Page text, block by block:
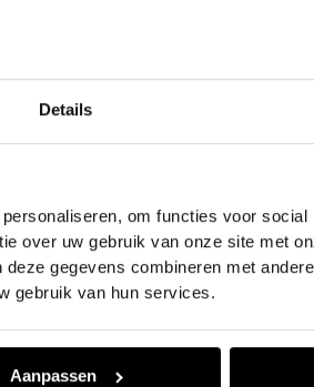
Details
om functies voor
over uw gebruik van onze site met
gegevens combineren met
gebruik van hun services.
Aanpassen